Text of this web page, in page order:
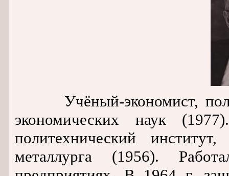
Учёный-экономист,
экономических наук
политехнический
металлурга (1956).